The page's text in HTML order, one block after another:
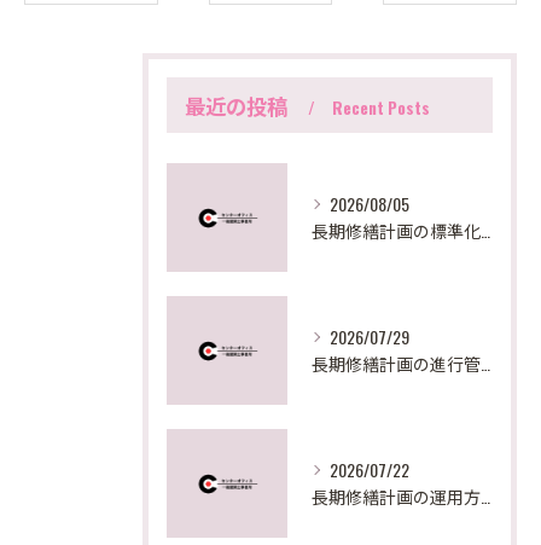
最近の投稿 Recent Posts
2026/08/05
2026/07/29
2026/07/22